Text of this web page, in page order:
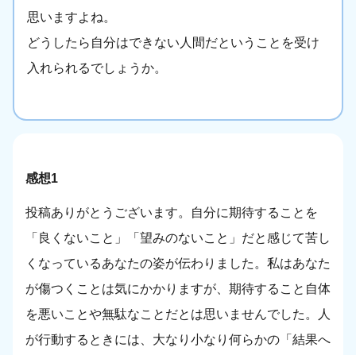
思いますよね。
どうしたら自分はできない人間だということを受け
入れられるでしょうか。
感想1
投稿ありがとうございます。自分に期待することを
「良くないこと」「望みのないこと」だと感じて苦し
くなっているあなたの姿が伝わりました。私はあなた
が傷つくことは気にかかりますが、期待すること自体
を悪いことや無駄なことだとは思いませんでした。人
が行動するときには、大なり小なり何らかの「結果へ